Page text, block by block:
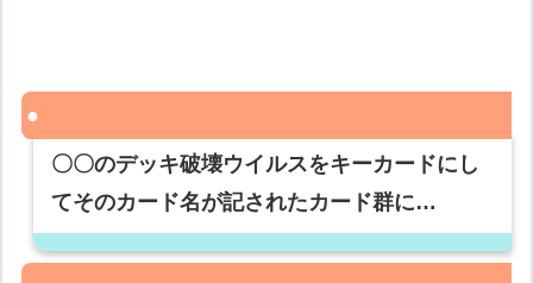
〇〇のデッキ破壊ウイルスをキーカードにし
てそのカード名が記されたカード群に…